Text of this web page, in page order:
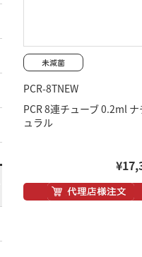
PCR-8TNEW
PCR 8連チューブ 0.2ml ナ
ュラル